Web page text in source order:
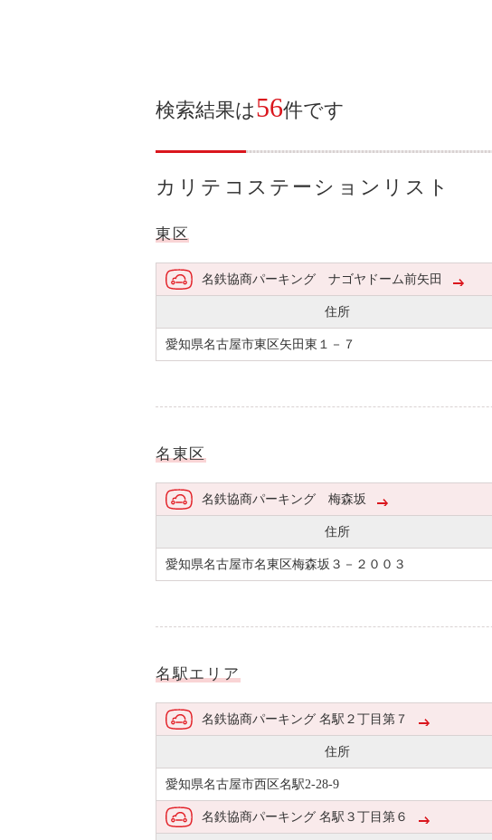
検索結果は56件です
カリテコステーションリスト
東区
名鉄協商パーキング ナゴヤドーム前矢田
住所
愛知県名古屋市東区矢田東１－７
名東区
名鉄協商パーキング 梅森坂
住所
愛知県名古屋市名東区梅森坂３－２００３
名駅エリア
名鉄協商パーキング 名駅２丁目第７
住所
愛知県名古屋市西区名駅2-28-9
名鉄協商パーキング 名駅３丁目第６